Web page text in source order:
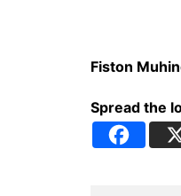
Fiston
Spread the